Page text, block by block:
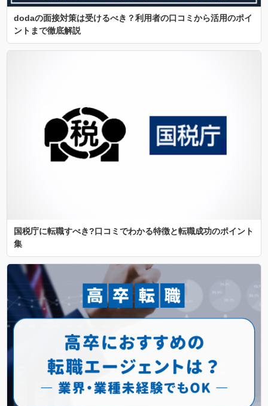
dodaの面接対策は受けるべき？利用者の口コミから活用のポイ
ントまで徹底解説
国税庁に転職すべき?口コミでわかる特徴と転職成功のポイント
集